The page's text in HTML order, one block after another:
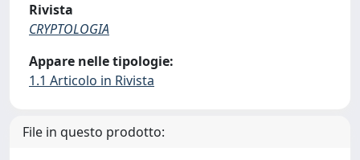
Rivista
CRYPTOLOGIA
Appare nelle tipologie:
1.1 Articolo in Rivista
File in questo prodotto: